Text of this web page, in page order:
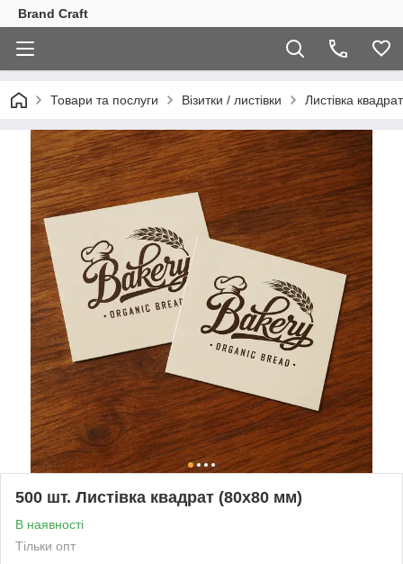
Brand Craft
Товари та послуги Візитки / листівки Листівка
500 шт. Листівка квадрат (80х80 мм)
В наявності
Тільки опт